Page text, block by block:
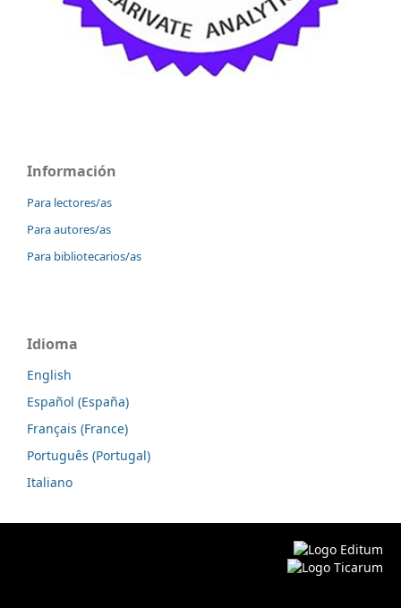
Información
Para lectores/as
Para autores/as
Para bibliotecarios/as
Idioma
English
Español (España)
Français (France)
Português (Portugal)
Italiano